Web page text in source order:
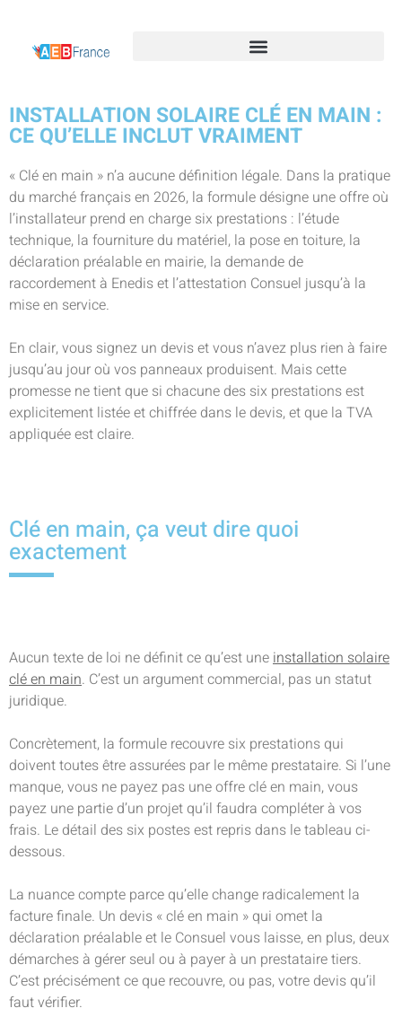
INSTALLATION SOLAIRE CLÉ EN MAIN :
CE QU’ELLE INCLUT VRAIMENT
« Clé en main » n’a aucune définition légale. Dans la pratique
du marché français en 2026, la formule désigne une offre où
l’installateur prend en charge six prestations : l’étude
technique, la fourniture du matériel, la pose en toiture, la
déclaration préalable en mairie, la demande de
raccordement à Enedis et l’attestation Consuel jusqu’à la
mise en service.
En clair, vous signez un devis et vous n’avez plus rien à faire
jusqu’au jour où vos panneaux produisent. Mais cette
promesse ne tient que si chacune des six prestations est
explicitement listée et chiffrée dans le devis, et que la TVA
appliquée est claire.
Clé en main, ça veut dire quoi
exactement
Aucun texte de loi ne définit ce qu’est uneinstallation solaire
clé en main. C’est un argument commercial, pas un statut
juridique.
Concrètement, la formule recouvre six prestations qui
doivent toutes être assurées par le même prestataire. Si l’une
manque, vous ne payez pas une offre clé en main, vous
payez une partie d’un projet qu’il faudra compléter à vos
frais. Le détail des six postes est repris dans le tableau ci-
dessous.
La nuance compte parce qu’elle change radicalement la
facture finale. Un devis « clé en main » qui omet la
déclaration préalable et le Consuel vous laisse, en plus, deux
démarches à gérer seul ou à payer à un prestataire tiers.
C’est précisément ce que recouvre, ou pas, votre devis qu’il
faut vérifier.